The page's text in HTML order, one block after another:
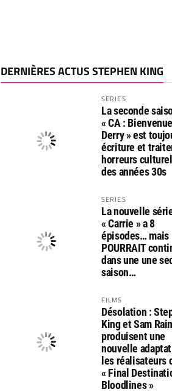
DERNIÈRES ACTUS STEPHEN KING
SERIES
La seconde
« CA :
Derry » est
écriture et
horreurs
des années 30s
SERIES
La nouvelle
« Carrie » a 8
épisodes… mais
POURRAIT
dans une une
saison…
FILMS
Désolation :
King et Sam
produisent une
nouvelle
les réalisateurs
« Final
Bloodlines »